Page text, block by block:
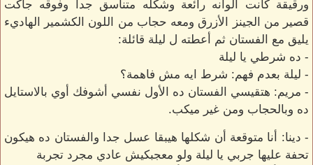
ورقيقة كانت ألوانه رائعة وشكله متناسق جدا وفوقه جاكت
قصير من الجينز الأزرق ومعه حجاب من اللون الكشمير الهاديء
يليق مع الفستان ثم أعطته ل ليلة قائلة:
- ده شرطي يا ليلة
- ليلة بعدم فهم: شرط ايه مش فاهمة؟
- مريم: هتقيسي الفستان ده الأول نفسي أشوفك أوي بالاستايل
ده وبالحجاب ومن غير ميكب.
- دينا: أنا متوقعة أن شكلها هيبقا عسل جدا والفستان ده هيكون
تحفة عليها جربي يا ليلة ولو معجبكيش عادي مجرد تجربة